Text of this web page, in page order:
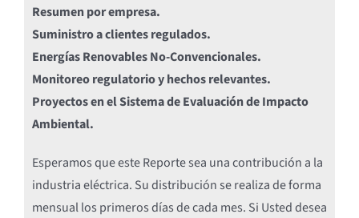
Resumen por empresa.
Suministro a clientes regulados.
Energías Renovables No-Convencionales.
Monitoreo regulatorio y hechos relevantes.
Proyectos en el Sistema de Evaluación de Impacto
Ambiental.
Esperamos que este Reporte sea una contribución a la
industria eléctrica. Su distribución se realiza de forma
mensual los primeros días de cada mes. Si Usted desea